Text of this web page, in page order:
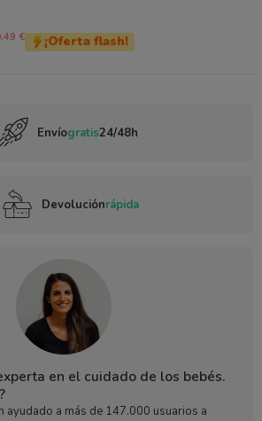
€ ¡Oferta flash!
Envíogratis24/48h
Devoluciónrápida
en el cuidado de los bebés.
ayudado a más de 147.000 usuarios a